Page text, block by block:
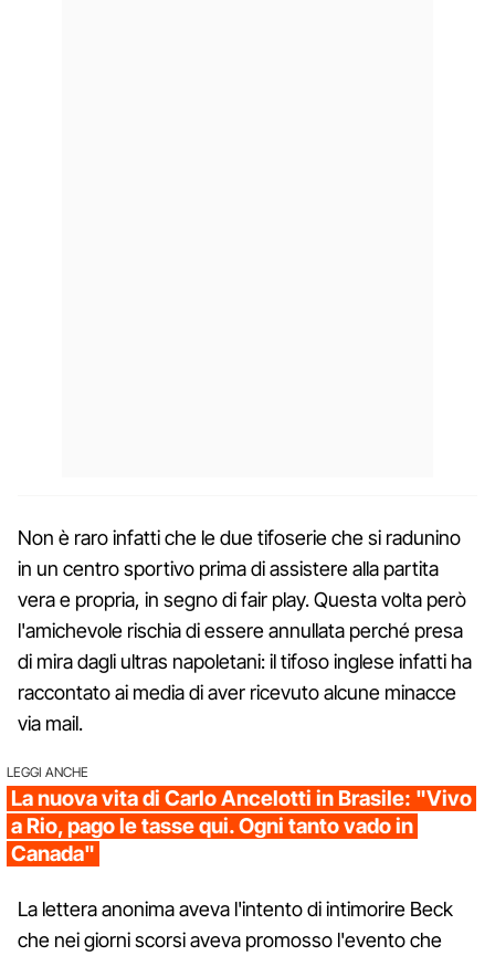
Non è raro infatti che le due tifoserie che si radunino
in un centro sportivo prima di assistere alla partita
vera e propria, in segno di fair play. Questa volta però
l'amichevole rischia di essere annullata perché presa
di mira dagli ultras napoletani: il tifoso inglese infatti ha
raccontato ai media di aver ricevuto alcune minacce
via mail.
LEGGI ANCHE
La nuova vita di Carlo Ancelotti in Brasile: "Vivo
a Rio, pago le tasse qui. Ogni tanto vado in
Canada"
La lettera anonima aveva l'intento di intimorire Beck
che nei giorni scorsi aveva promosso l'evento che